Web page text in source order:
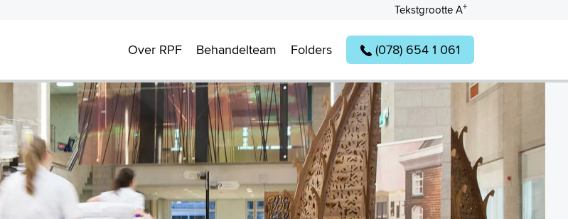
Tekstgrootte A+
Over RPF Behandelteam Folders (078) 654 1 061